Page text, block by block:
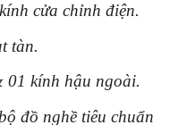
cửa chỉnh điện.
tàn.
01 kính hậu ngoài.
đồ nghề tiêu chuẩn